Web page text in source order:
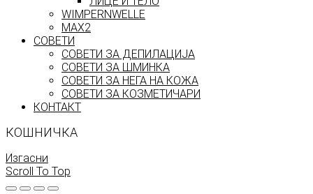
WIMPERNWELLE
MAX2
СОВЕТИ
СОВЕТИ ЗА ДЕПИЛАЦИЈА
СОВЕТИ ЗА ШМИНКА
СОВЕТИ ЗА НЕГА НА КОЖА
СОВЕТИ ЗА КОЗМЕТИЧАРИ
КОНТАКТ
КОШНИЧКА
Изгасни
Scroll To Top